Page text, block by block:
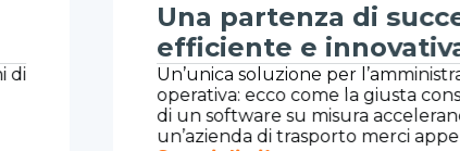
di successo con una Suite
e innovativa
per l’amministrazione e la gestione
come la giusta consulenza e l'implementazione
su misura accelerano la crescita e il successo di
trasporto merci appena fondata.